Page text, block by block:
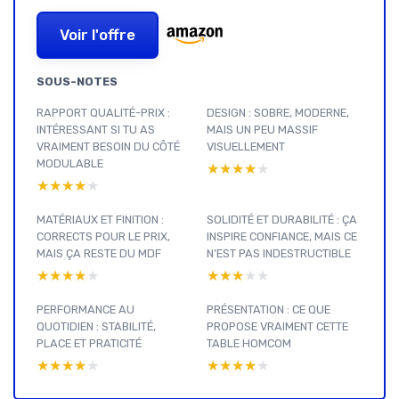
Voir l'offre
SOUS-NOTES
RAPPORT QUALITÉ-PRIX :
INTÉRESSANT SI TU AS
VRAIMENT BESOIN DU CÔTÉ
MODULABLE
★★★★★
★★★★★
DESIGN : SOBRE, MODERNE,
MAIS UN PEU MASSIF
VISUELLEMENT
★★★★★
★★★★★
MATÉRIAUX ET FINITION :
CORRECTS POUR LE PRIX,
MAIS ÇA RESTE DU MDF
★★★★★
★★★★★
SOLIDITÉ ET DURABILITÉ : ÇA
INSPIRE CONFIANCE, MAIS CE
N’EST PAS INDESTRUCTIBLE
★★★★★
★★★★★
PERFORMANCE AU
QUOTIDIEN : STABILITÉ,
PLACE ET PRATICITÉ
★★★★★
★★★★★
PRÉSENTATION : CE QUE
PROPOSE VRAIMENT CETTE
TABLE HOMCOM
★★★★★
★★★★★